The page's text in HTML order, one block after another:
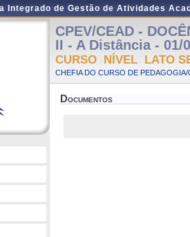
Integrado de Gestão de Atividades
CPEV/CEAD -
II - A Distância - 01/
CURSO NÍVEL LATO
CHEFIA DO CURSO DE
Documentos